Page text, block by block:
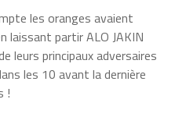
les oranges avaient
laissant partir ALO JAKIN
leurs principaux adversaires
les 10 avant la dernière
!